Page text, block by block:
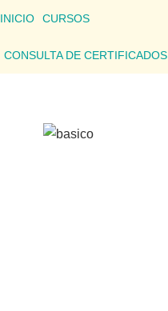
INICIO CURSOS
CONSULTA DE CERTIFICADOS